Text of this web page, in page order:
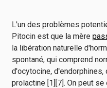
L'un des problèmes
Pitocin est que la mère
la libération naturelle
spontané, qui comprend
d'ocytocine,
prolactine [1][7]. On peut